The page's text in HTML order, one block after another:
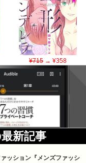
¥715→ ¥358
新記事
ッション『メンズファッシ